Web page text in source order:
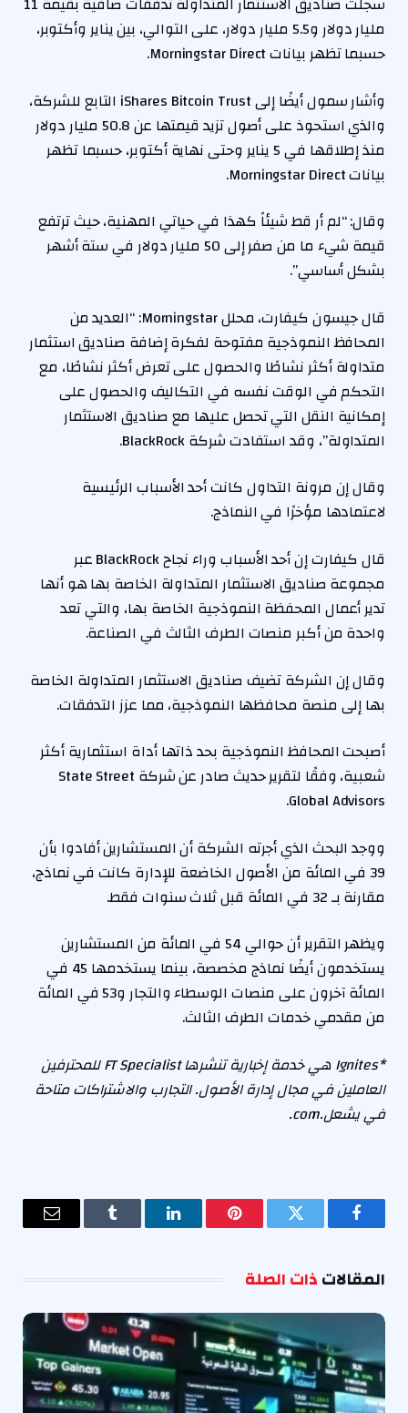
مليار دولار و5.5 مليار دولار، على التوالي، بين يناير وأكتوبر،
حسبما تظهر بيانات Morningstar Direct.
وأشار سمول أيضًا إلى iShares Bitcoin Trust التابع للشركة،
والذي استحوذ على أصول تزيد قيمتها عن 50.8 مليار دولار
منذ إطلاقها في 5 يناير وحتى نهاية أكتوبر، حسبما تظهر
بيانات Morningstar Direct.
وقال: “لم أر قط شيئاً كهذا في حياتي المهنية، حيث ترتفع
قيمة شيء ما من صفر إلى 50 مليار دولار في ستة أشهر
بشكل أساسي”.
قال جيسون كيفارت، محلل Morningstar: “العديد من
المحافظ النموذجية مفتوحة لفكرة إضافة صناديق استثمار
متداولة أكثر نشاطًا والحصول على تعرض أكثر نشاطًا، مع
التحكم في الوقت نفسه في التكاليف والحصول على
إمكانية النقل التي تحصل عليها مع صناديق الاستثمار
المتداولة”، وقد استفادت شركة BlackRock.
وقال إن مرونة التداول كانت أحد الأسباب الرئيسية
لاعتمادها مؤخرًا في النماذج.
قال كيفارت إن أحد الأسباب وراء نجاح BlackRock عبر
مجموعة صناديق الاستثمار المتداولة الخاصة بها هو أنها
تدير أعمال المحفظة النموذجية الخاصة بها، والتي تعد
واحدة من أكبر منصات الطرف الثالث في الصناعة.
وقال إن الشركة تضيف صناديق الاستثمار المتداولة الخاصة
بها إلى منصة محافظها النموذجية، مما عزز التدفقات.
أصبحت المحافظ النموذجية بحد ذاتها أداة استثمارية أكثر
شعبية، وفقًا لتقرير حديث صادر عن شركة State Street
Global Advisors.
ووجد البحث الذي أجرته الشركة أن المستشارين أفادوا بأن
39 في المائة من الأصول الخاضعة للإدارة كانت في نماذج،
مقارنة بـ 32 في المائة قبل ثلاث سنوات فقط.
ويظهر التقرير أن حوالي 54 في المائة من المستشارين
يستخدمون أيضًا نماذج مخصصة، بينما يستخدمها 45 في
المائة آخرون على منصات الوسطاء والتجار و53 في المائة
من مقدمي خدمات الطرف الثالث.
*Ignites هي خدمة إخبارية تنشرها FT Specialist للمحترفين
العاملين في مجال إدارة الأصول. التجارب والاشتراكات متاحة
فييشعل.com .
فيسبوك تويتر بينتيريستلينكدإن Tumblr
البريد
المقالاتذات الصلة